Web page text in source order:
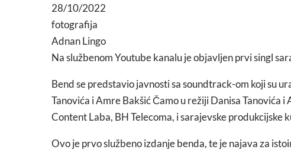
28/10/2022
fotografija
Adnan Lingo
Na službenom Youtube kanalu je objavljen prvi singl
Bend se predstavio javnosti sa soundtrack-om koji su
Tanovića i Amre Bakšić Čamo u režiji Danisa Tanovića
Content Laba, BH Telecoma, i sarajevske produkcijske
Ovo je prvo službeno izdanje benda, te je najava za